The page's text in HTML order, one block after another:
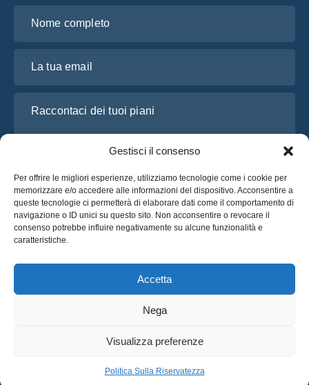
Gestisci il consenso
Per offrire le migliori esperienze, utilizziamo tecnologie come i cookie per
memorizzare e/o accedere alle informazioni del dispositivo. Acconsentire a
queste tecnologie ci permetterà di elaborare dati come il comportamento di
navigazione o ID unici su questo sito. Non acconsentire o revocare il
consenso potrebbe influire negativamente su alcune funzionalità e
caratteristiche.
Accetta
Nega
Visualizza preferenze
Politica Sulla Riservatezza
Politica Sulla Riservatezza
Termini & Condizioni
Ho letto e accetto l’
Richiedi un preventivo
Richiedi un preventivo